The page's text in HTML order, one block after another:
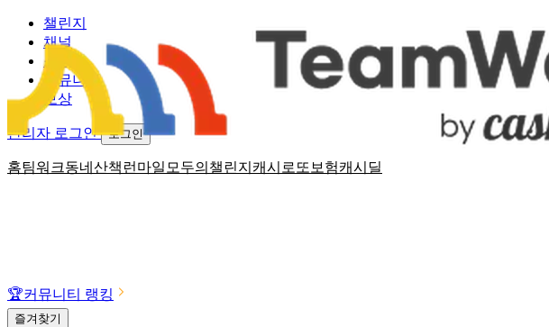
홈팀워크동네산책 런마일 모두의챌린지 캐시로또 보험캐시딜
챌린지
채널
소식
커뮤니티
보상
관리자 로그인 로그인
🏆커뮤니티 랭킹
즐겨찾기